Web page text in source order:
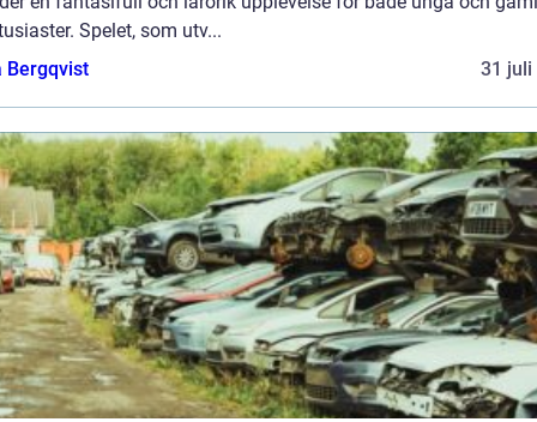
Spelet, som utv...
Bergqvist
31 juli